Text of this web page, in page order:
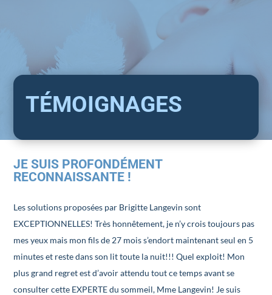
TÉMOIGNAGES
JE SUIS PROFONDÉMENT
RECONNAISSANTE !
Les solutions proposées par Brigitte Langevin sont
EXCEPTIONNELLES! Très honnêtement, je n’y crois toujours pas
mes yeux mais mon fils de 27 mois s’endort maintenant seul en 5
minutes et reste dans son lit toute la nuit!!! Quel exploit! Mon
plus grand regret est d’avoir attendu tout ce temps avant se
consulter cette EXPERTE du sommeil, Mme Langevin! Je suis